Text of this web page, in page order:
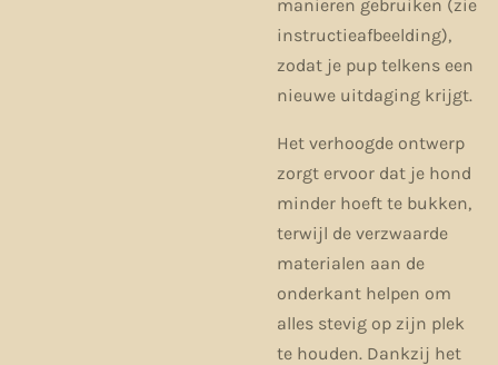
manieren gebruiken (zie
instructieafbeelding),
zodat je pup telkens een
nieuwe uitdaging krijgt.
Het verhoogde ontwerp
zorgt ervoor dat je hond
minder hoeft te bukken,
terwijl de verzwaarde
materialen aan de
onderkant helpen om
alles stevig op zijn plek
te houden. Dankzij het